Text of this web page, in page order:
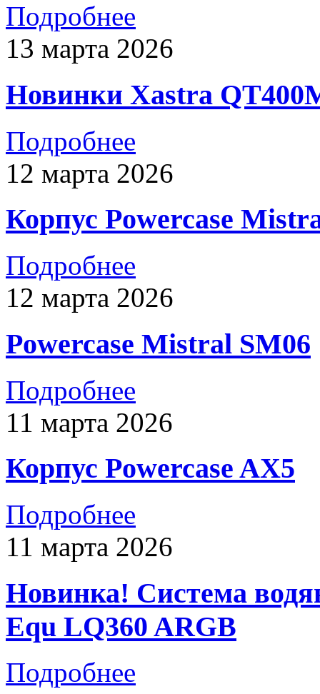
Подробнее
13 марта 2026
Новинки Xastra
Подробнее
12 марта 2026
Корпус Powercase
Подробнее
12 марта 2026
Powercase Mistral SM06
Подробнее
11 марта 2026
Корпус Powercase AX5
Подробнее
11 марта 2026
Новинка! Система
Equ LQ360 ARGB
Подробнее